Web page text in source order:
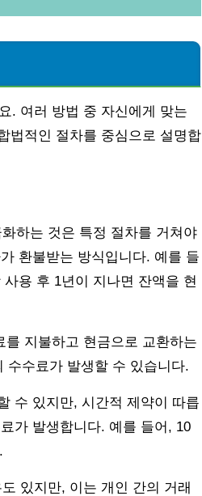
. 여러 방법 중 자신에게 맞는
법적인 절차를 중심으로 설명합
하는 것은 특정 절차를 거쳐야
환불받는 방식입니다. 예를 들
용 후 1년이 지나면 잔액을 현
지불하고 현금으로 교환하는
수수료가 발생할 수 있습니다.
수 있지만, 시간적 제약이 따릅
가 발생합니다. 예를 들어, 10
있지만, 이는 개인 간의 거래